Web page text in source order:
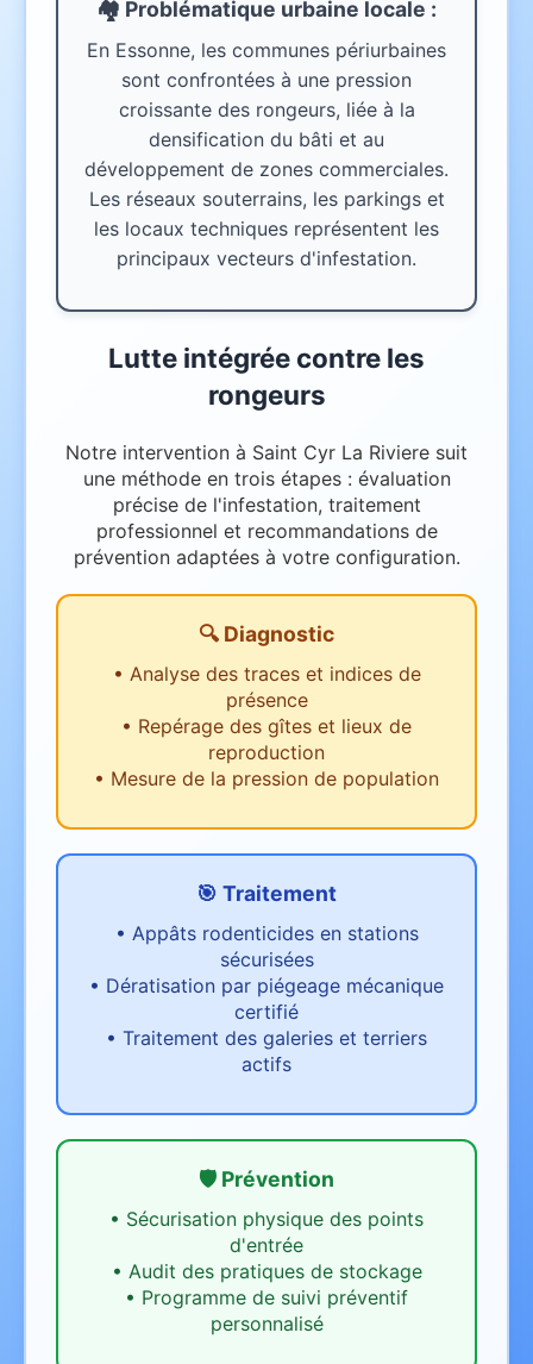
🏘️ Problématique urbaine locale :
En Essonne, les communes périurbaines
sont confrontées à une pression
croissante des rongeurs, liée à la
densification du bâti et au
développement de zones commerciales.
Les réseaux souterrains, les parkings et
les locaux techniques représentent les
principaux vecteurs d'infestation.
Lutte intégrée contre les
rongeurs
Notre intervention à Saint Cyr La Riviere suit
une méthode en trois étapes : évaluation
précise de l'infestation, traitement
professionnel et recommandations de
prévention adaptées à votre configuration.
🔍 Diagnostic
• Analyse des traces et indices de
présence
• Repérage des gîtes et lieux de
reproduction
• Mesure de la pression de population
🎯 Traitement
• Appâts rodenticides en stations
sécurisées
• Dératisation par piégeage mécanique
certifié
• Traitement des galeries et terriers
actifs
🛡️ Prévention
• Sécurisation physique des points
d'entrée
• Audit des pratiques de stockage
• Programme de suivi préventif
personnalisé